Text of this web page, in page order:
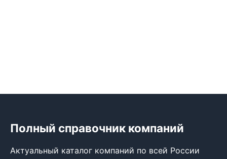
Полный справочник компаний
Актуальный каталог компаний по всей России